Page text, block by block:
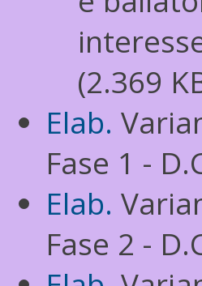
(2.369
Elab.
Fase 1 -
Elab.
Fase 2 -